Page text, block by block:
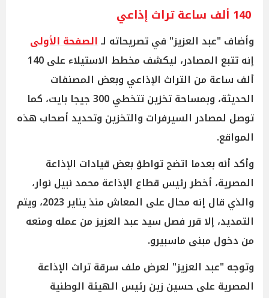
140 ألف ساعة تراث إذاعي
وأضاف "عبد العزيز" في تصريحاته لـالصفحة الأولى
إنه تتبع المصادر، ليكشف مخطط الاستيلاء على 140
ألف ساعة من التراث الإذاعي وبعض المصنفات
الحديثة، وبمساحة تخزين تتخطي 300 جيجا بايت، كما
توصل لمصادر السيرفرات والتخزين وتحديد أصحاب هذه
المواقع.
وأكد أنه بعدما اتضح تواطؤ بعض قيادات الإذاعة
المصرية، أخطر رئيس قطاع الإذاعة محمد نبيل نوار،
والذي قال إنه محال على المعاش منذ يناير 2023، ويتم
التمديد، إلا قرر فصل سيد عبد العزيز من عمله ومنعه
من دخول مبنى ماسبيرو.
وتوجه "عبد العزيز" لعرض ملف سرقة تراث الإذاعة
المصرية على حسين زين رئيس الهيئة الوطنية